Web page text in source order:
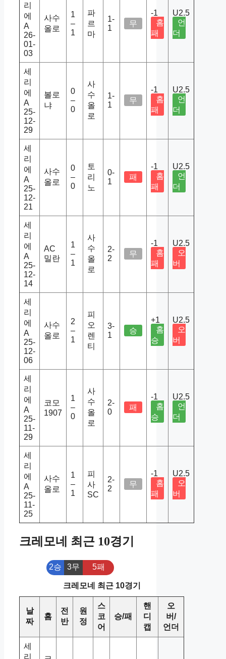
리
에
A
26-
01-
03
사수
올로
1
–
1
파
르
마
1-
1
무
-1
홈
패
U2.5
언
더
세
리
에
A
25-
12-
29
볼로
냐
0
–
0
사
수
올
로
1-
1
무
-1
홈
패
U2.5
언
더
세
리
에
A
25-
12-
21
사수
올로
0
–
0
토
리
노
0-
1
패
-1
홈
패
U2.5
언
더
세
리
에
A
25-
12-
14
AC
밀란
1
–
1
사
수
올
로
2-
2
무
-1
홈
패
U2.5
오
버
세
리
에
A
25-
12-
06
사수
올로
2
–
1
피
오
렌
티
3-
1
승
+1
홈
승
U2.5
오
버
세
리
에
A
25-
11-
29
코모
1907
1
–
0
사
수
올
로
2-
0
패
-1
홈
승
U2.5
언
더
세
리
에
A
25-
11-
25
사수
올로
1
–
1
피
사
SC
2-
2
무
-1
홈
패
U2.5
오
버
크레모네 최근 10경기
2승 3무 5패
크레모네 최근 10경기
날
짜
홈
전
반
원
정
스
코
어
승/패
핸
디
캡
오
버/
언더
세
리